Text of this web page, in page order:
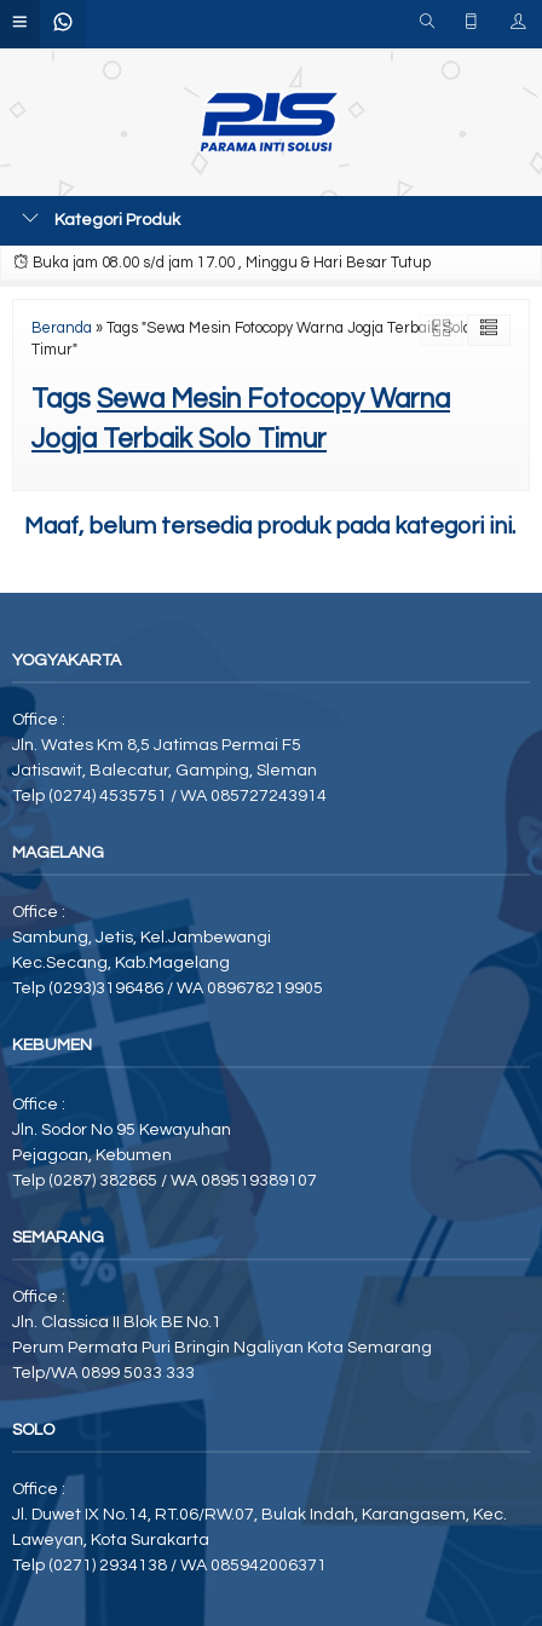
Kategori Produk
Buka jam 08.00 s/d jam 17.00 , Minggu & Hari Besar Tutup
Beranda » Tags "Sewa Mesin Fotocopy Warna Jogja Terbaik Solo
Timur"
Tags Sewa Mesin Fotocopy Warna
Jogja Terbaik Solo Timur
Maaf, belum tersedia produk pada kategori ini.
YOGYAKARTA
Office :
Jln. Wates Km 8,5 Jatimas Permai F5
Jatisawit, Balecatur, Gamping, Sleman
Telp (0274) 4535751 / WA 085727243914
MAGELANG
Office :
Sambung, Jetis, Kel.Jambewangi
Kec.Secang, Kab.Magelang
Telp (0293)3196486 / WA 089678219905
KEBUMEN
Office :
Jln. Sodor No 95 Kewayuhan
Pejagoan, Kebumen
Telp (0287) 382865 / WA 089519389107
SEMARANG
Office :
Jln. Classica II Blok BE No.1
Perum Permata Puri Bringin Ngaliyan Kota Semarang
Telp/WA 0899 5033 333
SOLO
Office :
Jl. Duwet IX No.14, RT.06/RW.07, Bulak Indah, Karangasem, Kec.
Laweyan, Kota Surakarta
Telp (0271) 2934138 / WA 085942006371